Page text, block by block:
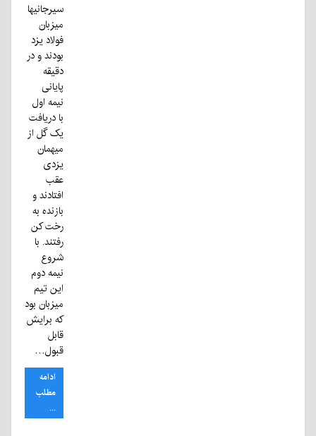
سیرجانیها
میزبان
فولاد یزد
بودند و در
دقیقه
پایانی
نیمه اول
با دریافت
یک گل از
میهمان
یزدی
عقب
افتادند و
بازنده به
رخت کن
رفتند. با
شروع
نیمه دوم
این تیم
میزبان بود
که برایش
قابل
قبول…
ادامه
مطلب
...